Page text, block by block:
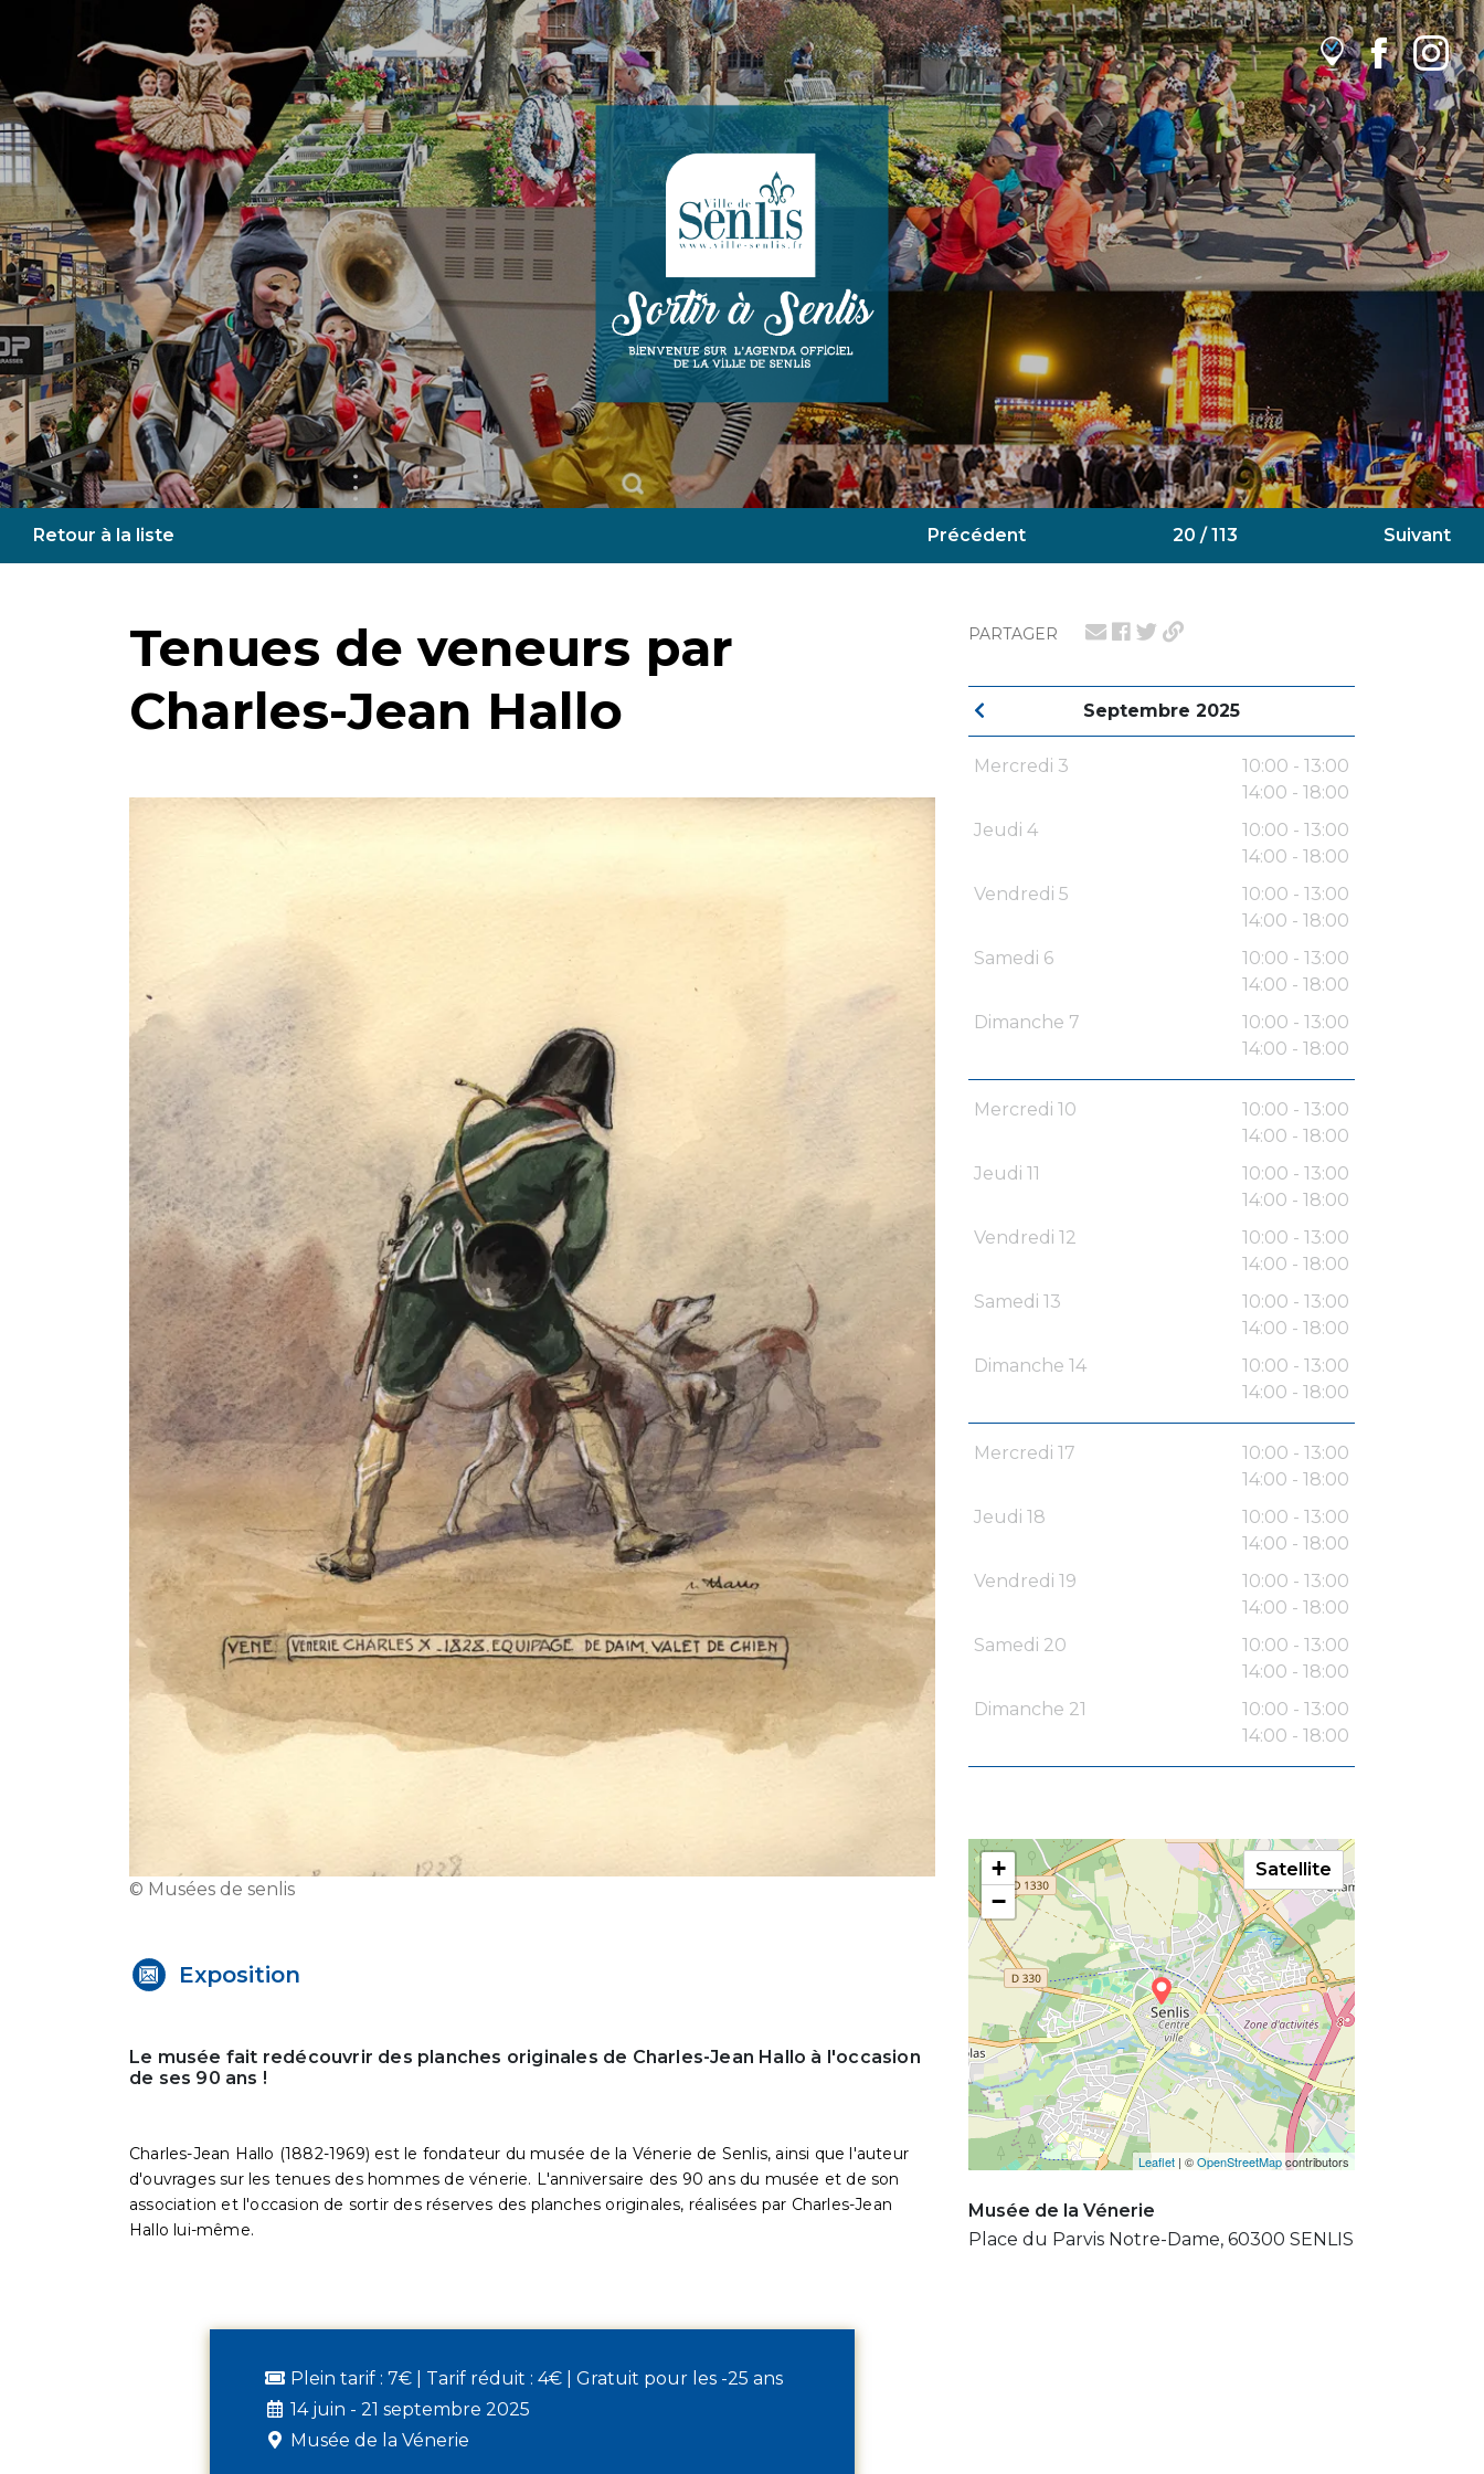
Retour à la liste Précédent 20 / 113 Suivant
PARTAGER
Septembre 2025
Mercredi 3
10:00 - 13:00
14:00 - 18:00
Jeudi 4
10:00 - 13:00
14:00 - 18:00
Vendredi 5
10:00 - 13:00
14:00 - 18:00
Samedi 6
10:00 - 13:00
14:00 - 18:00
Dimanche 7
10:00 - 13:00
14:00 - 18:00
Mercredi 10
10:00 - 13:00
14:00 - 18:00
Jeudi 11
10:00 - 13:00
14:00 - 18:00
Vendredi 12
10:00 - 13:00
14:00 - 18:00
Samedi 13
10:00 - 13:00
14:00 - 18:00
Dimanche 14
10:00 - 13:00
14:00 - 18:00
Mercredi 17
10:00 - 13:00
14:00 - 18:00
Jeudi 18
10:00 - 13:00
14:00 - 18:00
Vendredi 19
10:00 - 13:00
14:00 - 18:00
Samedi 20
10:00 - 13:00
14:00 - 18:00
Dimanche 21
10:00 - 13:00
14:00 - 18:00
+
−
Leaflet | ©OpenStreetMapcontributors
Satellite
Musée de la Vénerie
Place du Parvis Notre-Dame, 60300 SENLIS
Tenues de veneurs par
Charles-Jean Hallo
© Musées de senlis
Exposition
Le musée fait redécouvrir des planches originales de Charles-Jean Hallo à l'occasion
de ses 90 ans !
Charles-Jean Hallo (1882-1969) est le fondateur du musée de la Vénerie de Senlis, ainsi que l'auteur
d'ouvrages sur les tenues des hommes de vénerie. L'anniversaire des 90 ans du musée et de son
association et l'occasion de sortir des réserves des planches originales, réalisées par Charles-Jean
Hallo lui-même.
Plein tarif : 7€ | Tarif réduit : 4€ | Gratuit pour les -25 ans
14 juin - 21 septembre 2025
Musée de la Vénerie